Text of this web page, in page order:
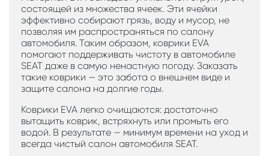
состоящей из множества ячеек. Эти ячейки
эффективно собирают грязь, воду и мусор, не
позволяя им распространяться по салону
автомобиля. Таким образом, коврики EVA
помогают поддерживать чистоту в автомобиле
SEAT даже в самую ненастную погоду. Заказать
такие коврики — это забота о внешнем виде и
защите салона на долгие годы.
Коврики EVA легко очищаются: достаточно
вытащить коврик, встряхнуть или промыть его
водой. В результате — минимум времени на уход и
всегда чистый салон автомобиля SEAT.